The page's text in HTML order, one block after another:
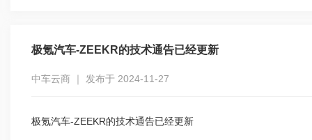
极氪汽车-ZEEKR的技术通告已经更新
中车云商 ｜ 发布于 2024-11-27
极氪汽车-ZEEKR的技术通告已经更新